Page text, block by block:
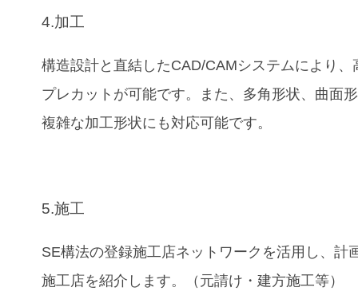
4.加工
構造設計と直結したCAD/CAMシステムにより、
プレカットが可能です。また、多角形状、曲面
複雑な加工形状にも対応可能です。
5.施工
SE構法の登録施工店ネットワークを活用し、計
施工店を紹介します。（元請け・建方施工等）